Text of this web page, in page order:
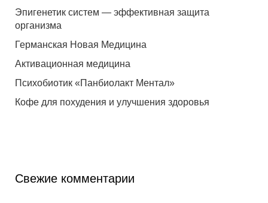
Эпигенетик систем — эффективная защита
организма
Германская Новая Медицина
Активационная медицина
Психобиотик «Панбиолакт Ментал»
Кофе для похудения и улучшения здоровья
Свежие комментарии